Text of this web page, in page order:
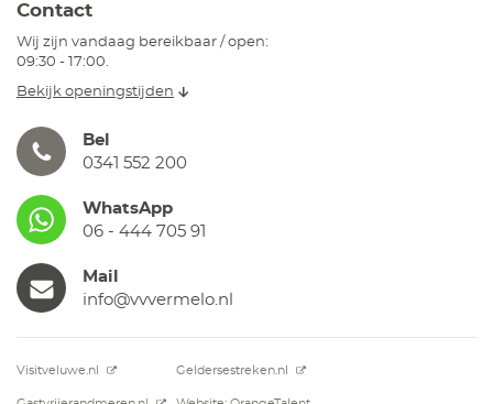
Bel
0341 552 200
WhatsApp
06 - 444 705 91
Mail
info@vvvermelo.nl
Contact
Wij zijn vandaag bereikbaar / open:
09:30 - 17:00.
Bekijk openingstijden
Visitveluwe.nl Geldersestreken.nl